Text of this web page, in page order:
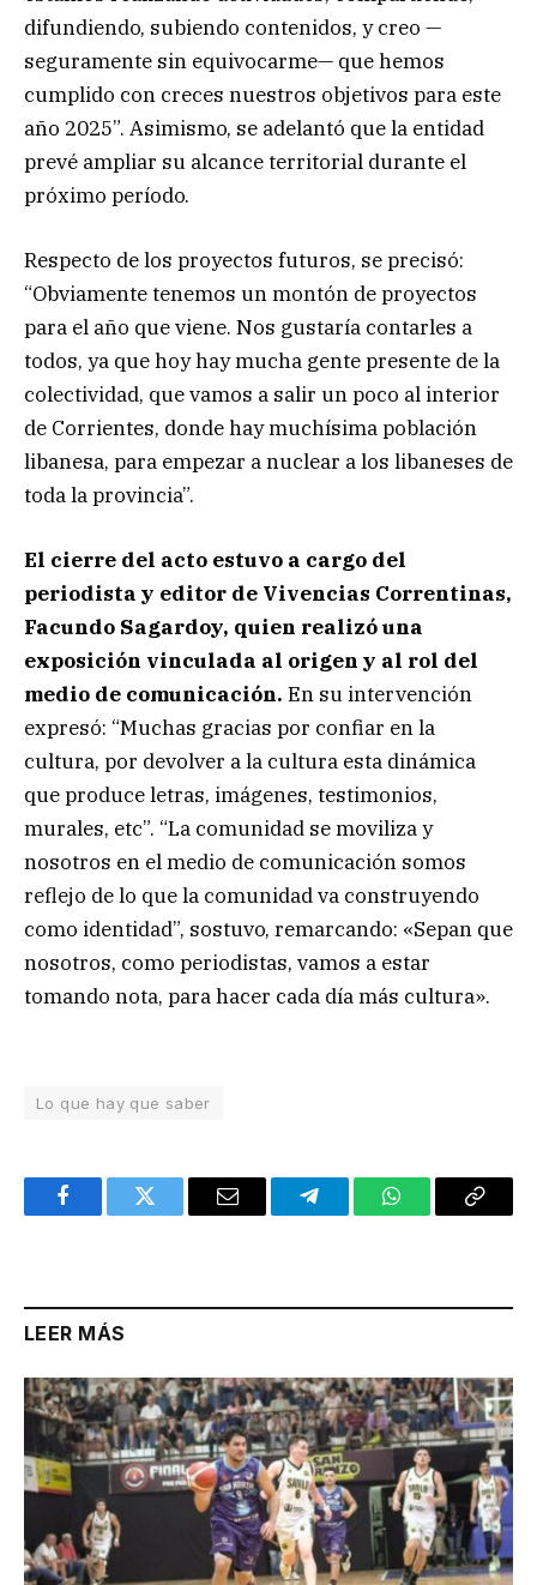
difundiendo, subiendo contenidos, y creo —
seguramente sin equivocarme— que hemos
cumplido con creces nuestros objetivos para este
año 2025”. Asimismo, se adelantó que la entidad
prevé ampliar su alcance territorial durante el
próximo período.
Respecto de los proyectos futuros, se precisó:
“Obviamente tenemos un montón de proyectos
para el año que viene. Nos gustaría contarles a
todos, ya que hoy hay mucha gente presente de la
colectividad, que vamos a salir un poco al interior
de Corrientes, donde hay muchísima población
libanesa, para empezar a nuclear a los libaneses de
toda la provincia”.
El cierre del acto estuvo a cargo del
periodista y editor de Vivencias Correntinas,
Facundo Sagardoy, quien realizó una
exposición vinculada al origen y al rol del
medio de comunicación. En su intervención
expresó: “Muchas gracias por confiar en la
cultura, por devolver a la cultura esta dinámica
que produce letras, imágenes, testimonios,
murales, etc”. “La comunidad se moviliza y
nosotros en el medio de comunicación somos
reflejo de lo que la comunidad va construyendo
como identidad”, sostuvo, remarcando: «Sepan que
nosotros, como periodistas, vamos a estar
tomando nota, para hacer cada día más cultura».
Lo que hay que saber
FacebookTwitter Email TelegramWhatsAppCopy
LEER MÁS